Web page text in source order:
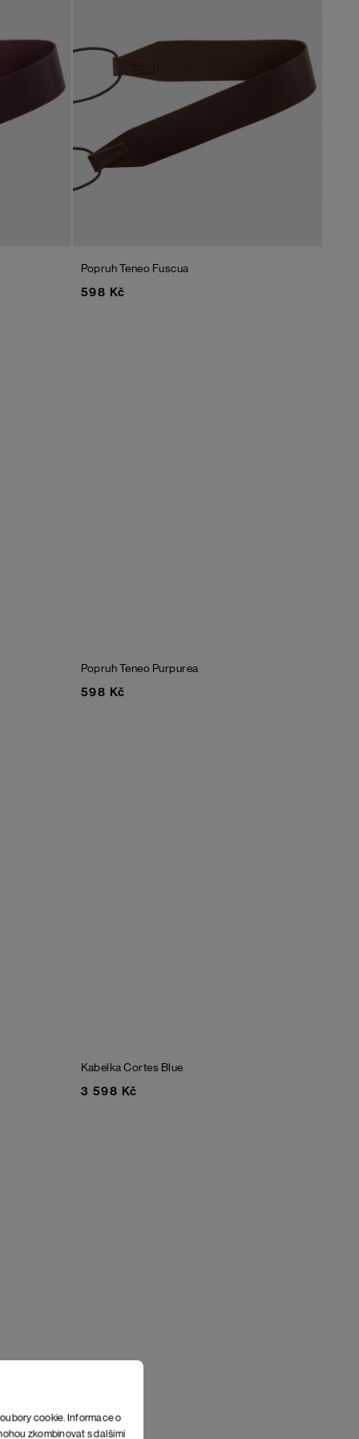
cookie. Informace o
zkombinovat s dalšími
Popruh Teneo Fuscua
598 Kč
Popruh Teneo Purpurea
598 Kč
Kabelka Cortes Blue
3 598 Kč